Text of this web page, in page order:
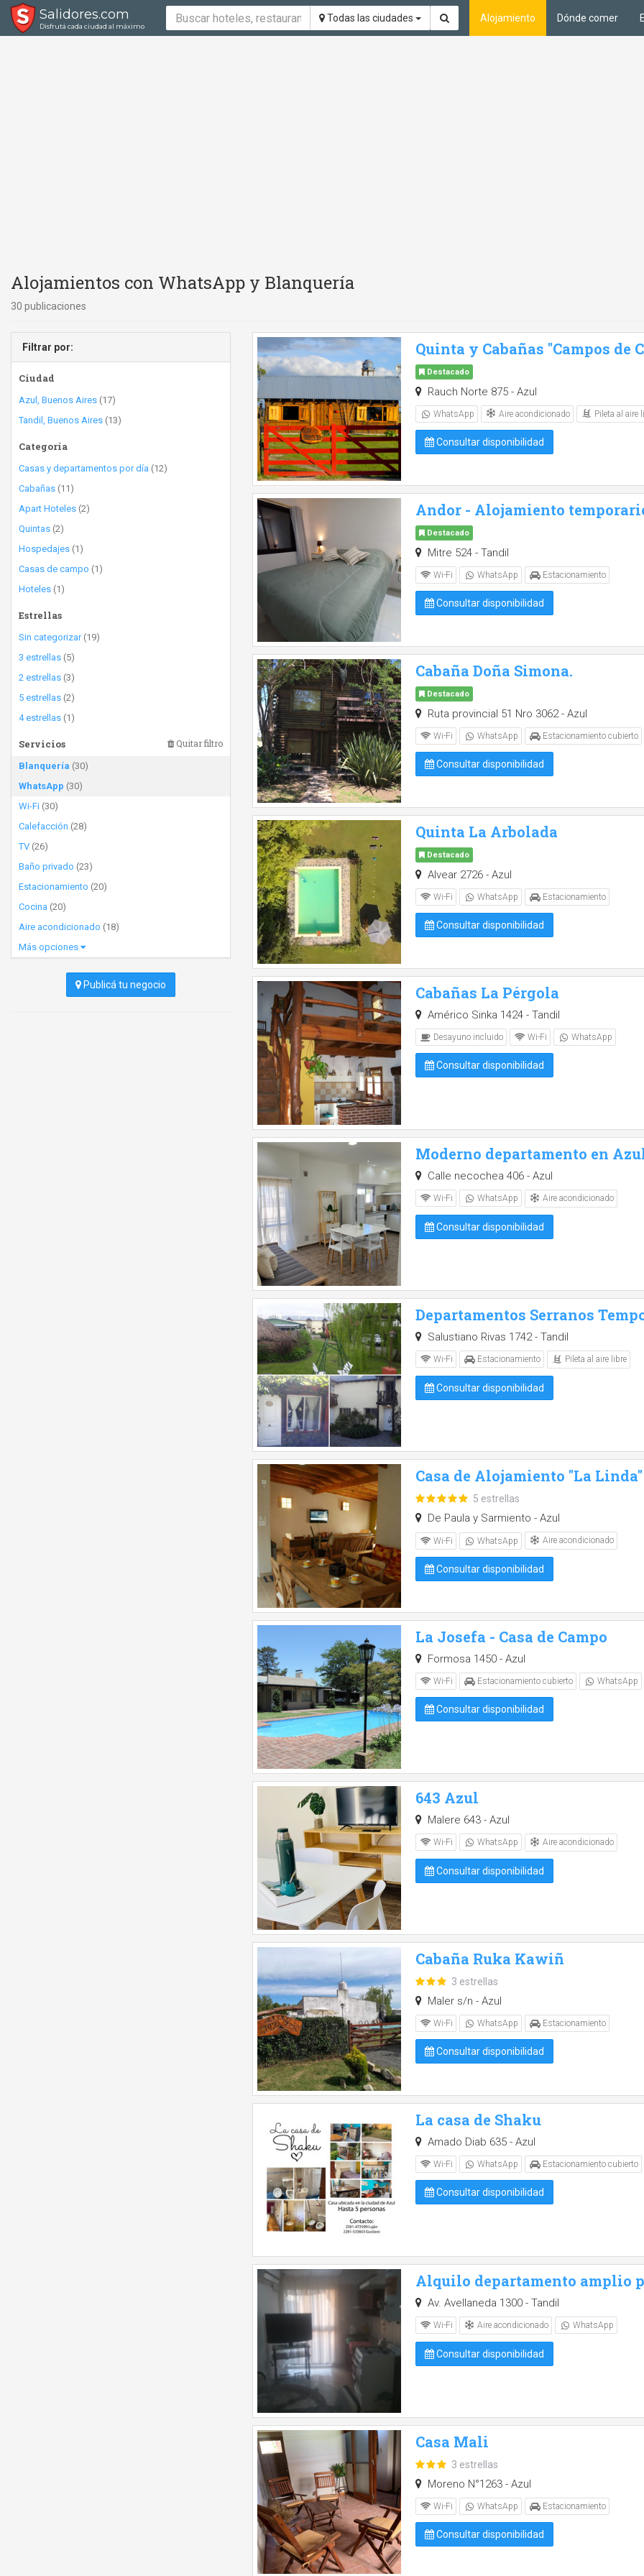
Salidores.com
Disfrutá cada ciudad al máximo
Todas las ciudades Alojamiento Dónde comer
Alojamientos con WhatsApp y Blanquería
30 publicaciones
Filtrar por:
Ciudad
Azul, Buenos Aires (17)
Tandil, Buenos Aires (13)
Categoría
Casas y departamentos por día (12)
Cabañas (11)
Apart Hoteles (2)
Quintas (2)
Hospedajes (1)
Casas de campo (1)
Hoteles (1)
Estrellas
Sin categorizar(19)
3 estrellas (5)
2 estrellas (3)
5 estrellas (2)
4 estrellas (1)
Servicios Quitar filtro
Blanquería (30)
WhatsApp (30)
Wi-Fi (30)
Calefacción (28)
TV (26)
Baño privado (23)
Estacionamiento (20)
Cocina (20)
Aire acondicionado (18)
Más opciones
Publicá tu negocio
Quinta y Cabañas "Campos de
Destacado
Rauch Norte 875 - Azul
WhatsApp Aire acondicionado Pileta al aire
Consultar disponibilidad
Andor - Alojamiento
Destacado
Mitre 524 - Tandil
Wi-Fi WhatsApp Estacionamiento
Consultar disponibilidad
Cabaña Doña Simona.
Destacado
Ruta provincial 51 Nro 3062 - Azul
Wi-Fi WhatsApp Estacionamiento cubierto
Consultar disponibilidad
Quinta La Arbolada
Destacado
Alvear 2726 - Azul
Wi-Fi WhatsApp Estacionamiento
Consultar disponibilidad
Cabañas La Pérgola
Américo Sinka 1424 - Tandil
Desayuno incluido Wi-Fi WhatsApp
Consultar disponibilidad
Moderno departamento en
Calle necochea 406 - Azul
Wi-Fi WhatsApp Aire acondicionado
Consultar disponibilidad
Departamentos Serranos
Salustiano Rivas 1742 - Tandil
Wi-Fi Estacionamiento Pileta al aire libre
Consultar disponibilidad
Casa de Alojamiento "La Linda"
5 estrellas
De Paula y Sarmiento - Azul
Wi-Fi WhatsApp Aire acondicionado
Consultar disponibilidad
La Josefa - Casa de Campo
Formosa 1450 - Azul
Wi-Fi Estacionamiento cubierto WhatsApp
Consultar disponibilidad
643 Azul
Malere 643 - Azul
Wi-Fi WhatsApp Aire acondicionado
Consultar disponibilidad
Cabaña Ruka Kawiñ
3 estrellas
Maler s/n - Azul
Wi-Fi WhatsApp Estacionamiento
Consultar disponibilidad
La casa de Shaku
Amado Diab 635 - Azul
Wi-Fi WhatsApp Estacionamiento cubierto
Consultar disponibilidad
Alquilo departamento amplio
Av. Avellaneda 1300 - Tandil
Wi-Fi Aire acondicionado WhatsApp
Consultar disponibilidad
Casa Mali
3 estrellas
Moreno N°1263 - Azul
Wi-Fi WhatsApp Estacionamiento
Consultar disponibilidad